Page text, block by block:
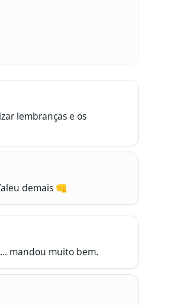
lembranças e os
demais 👊
mandou muito bem.